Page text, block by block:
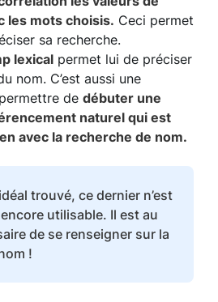
les mots choisis. Ceci permet
sa recherche.
lexical permet lui de préciser
nom. C’est aussi une
de débuter une
naturel qui est
avec la recherche de nom.
trouvé, ce dernier n’est
utilisable. Il est au
de se renseigner sur la
!